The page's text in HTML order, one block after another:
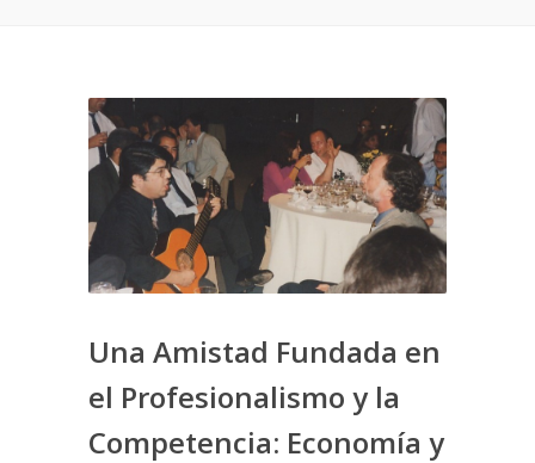
Una Amistad Fundada en
el Profesionalismo y la
Competencia: Economía y